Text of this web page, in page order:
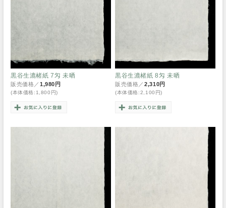
黒谷生漉楮紙 7匁 未晒
販売価格／1,980円
(本体価格:1,800円)
黒谷生漉楮紙 8匁 未晒
販売価格／2,310円
(本体価格:2,100円)